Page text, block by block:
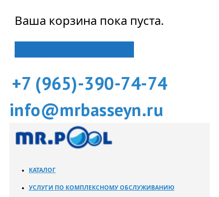
Ваша корзина пока пуста.
+7 (965)-390-74-74
info@mrbasseyn.ru
КАТАЛОГ
УСЛУГИ ПО КОМПЛЕКСНОМУ ОБСЛУЖИВАНИЮ